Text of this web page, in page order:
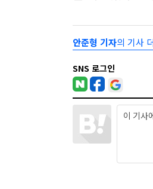
안준형 기자의 기사
SNS 로그인